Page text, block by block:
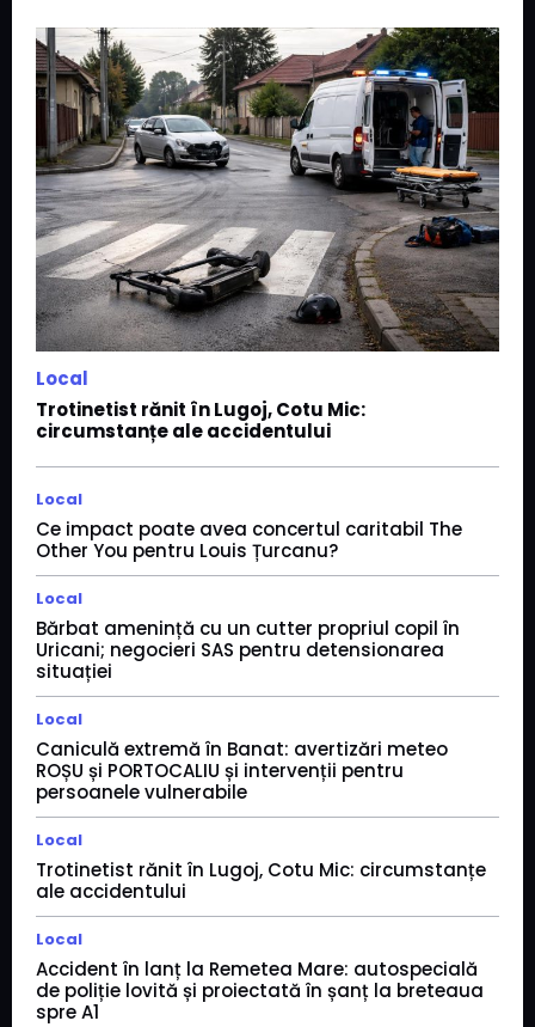
Local
Trotinetist rănit în Lugoj, Cotu Mic:
circumstanțe ale accidentului
Local
Ce impact poate avea concertul caritabil The
Other You pentru Louis Țurcanu?
Local
Bărbat amenință cu un cutter propriul copil în
Uricani; negocieri SAS pentru detensionarea
situației
Local
Caniculă extremă în Banat: avertizări meteo
ROȘU și PORTOCALIU și intervenții pentru
persoanele vulnerabile
Local
Trotinetist rănit în Lugoj, Cotu Mic: circumstanțe
ale accidentului
Local
Accident în lanț la Remetea Mare: autospecială
de poliție lovită și proiectată în șanț la breteaua
spre A1